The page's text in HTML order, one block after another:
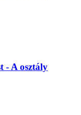
- A osztály